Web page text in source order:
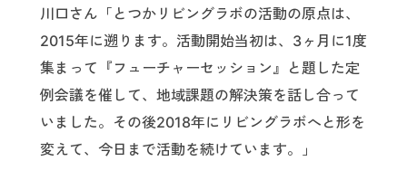
川口さん「とつかリビングラボの活動の原点は、
2015年に遡ります。活動開始当初は、3ヶ月に1度
集まって『フューチャーセッション』と題した定
例会議を催して、地域課題の解決策を話し合って
いました。その後2018年にリビングラボへと形を
変えて、今日まで活動を続けています。」